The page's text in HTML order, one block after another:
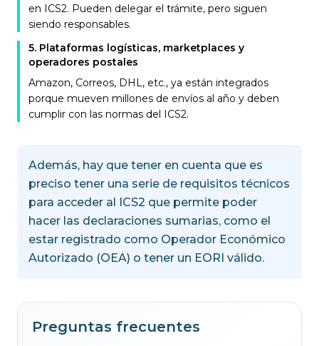
en ICS2. Pueden delegar el trámite, pero siguen
siendo responsables.
5. Plataformas logísticas, marketplaces y
operadores postales
Amazon, Correos, DHL, etc., ya están integrados
porque mueven millones de envíos al año y deben
cumplir con las normas del ICS2.
Además, hay que tener en cuenta que es
preciso tener una serie de requisitos técnicos
para acceder al ICS2 que permite poder
hacer las declaraciones sumarias, como el
estar registrado como Operador Económico
Autorizado (OEA) o tener un EORI válido.
Preguntas frecuentes